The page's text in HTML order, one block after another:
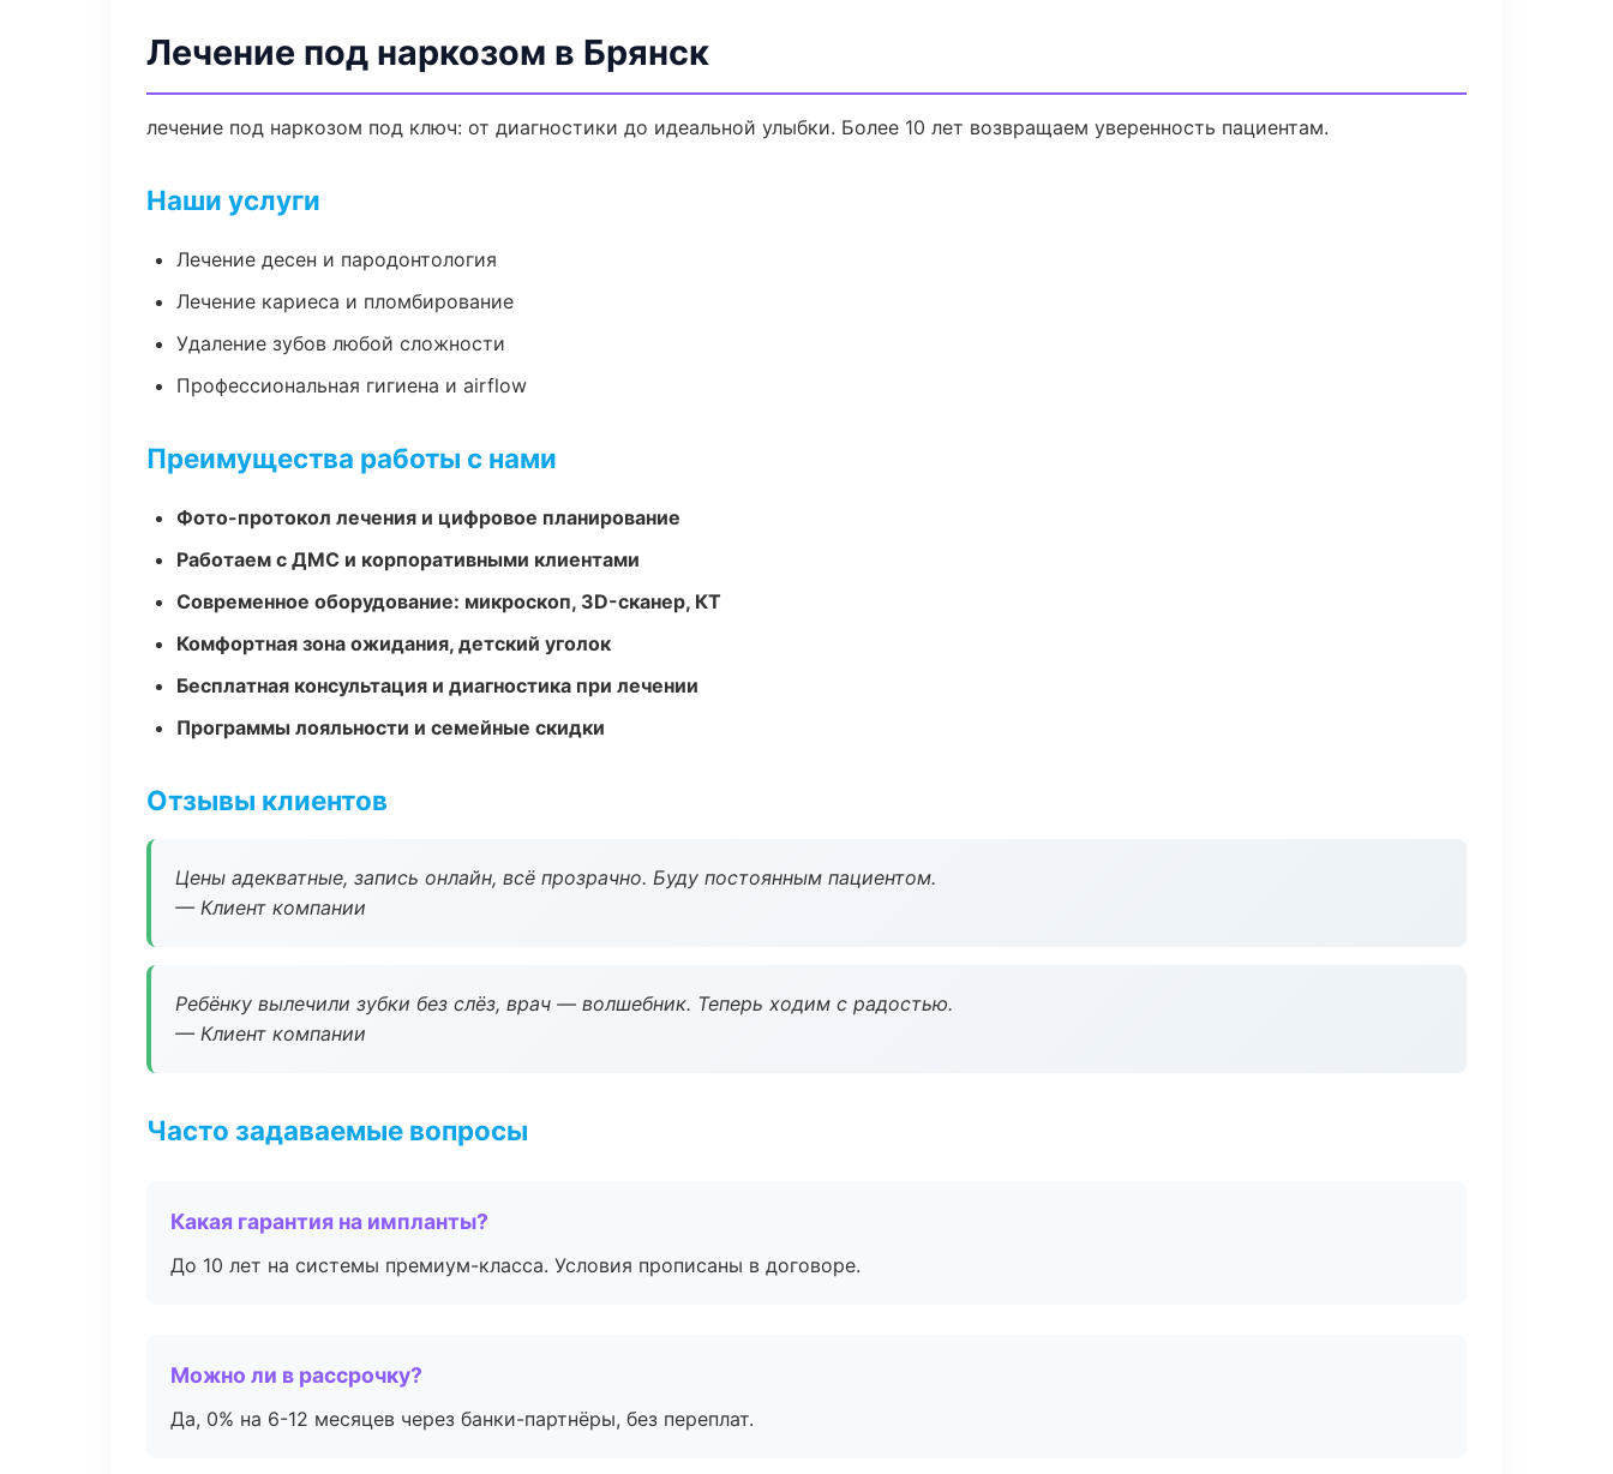
Лечение под наркозом в Брянск
лечение под наркозом под ключ: от диагностики до идеальной улыбки. Более 10 лет возвращаем уверенность пациентам.
Наши услуги
Лечение десен и пародонтология
Лечение кариеса и пломбирование
Удаление зубов любой сложности
Профессиональная гигиена и airflow
Преимущества работы с нами
Фото-протокол лечения и цифровое планирование
Работаем с ДМС и корпоративными клиентами
Современное оборудование: микроскоп, 3D-сканер, КТ
Комфортная зона ожидания, детский уголок
Бесплатная консультация и диагностика при лечении
Программы лояльности и семейные скидки
Отзывы клиентов
Цены адекватные, запись онлайн, всё прозрачно. Буду постоянным пациентом.
— Клиент компании
Ребёнку вылечили зубки без слёз, врач — волшебник. Теперь ходим с радостью.
— Клиент компании
Часто задаваемые вопросы
Какая гарантия на импланты?
До 10 лет на системы премиум-класса. Условия прописаны в договоре.
Можно ли в рассрочку?
Да, 0% на 6-12 месяцев через банки-партнёры, без переплат.